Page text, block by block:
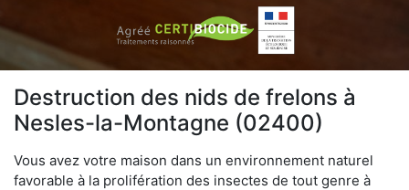
Destruction des nids de frelons à
Nesles-la-Montagne (02400)
Vous avez votre maison dans un environnement naturel
favorable à la prolifération des insectes de tout genre à